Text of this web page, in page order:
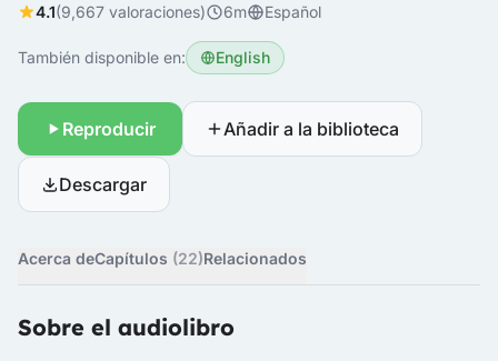
4.1(9,667 valoraciones) 6m Español
También disponible en: English
Reproducir Añadir a la biblioteca
Descargar
Acerca deCapítulos (22)Relacionados
Sobre el audiolibro